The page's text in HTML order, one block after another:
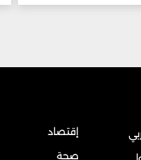
إقتصاد
صحة